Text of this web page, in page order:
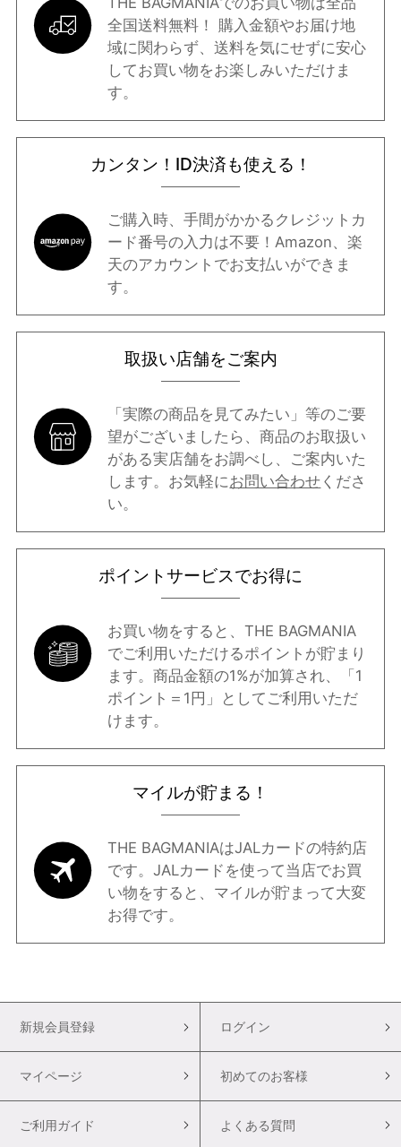
全国送料無料！ 購入金額やお届け地
域に関わらず、送料を気にせずに安心
してお買い物をお楽しみいただけま
す。
カンタン！ID決済も使える！
ご購入時、手間がかかるクレジットカ
ード番号の入力は不要！Amazon、楽
天のアカウントでお支払いができま
す。
取扱い店舗をご案内
「実際の商品を見てみたい」等のご要
望がございましたら、商品のお取扱い
がある実店舗をお調べし、ご案内いた
します。お気軽にお問い合わせ くださ
い。
ポイントサービスでお得に
お買い物をすると、THE BAGMANIA
でご利用いただけるポイントが貯まり
ます。商品金額の1%が加算され、「1
ポイント＝1円」としてご利用いただ
けます。
マイルが貯まる！
THE BAGMANIAはJALカードの特約店
です。JALカードを使って当店でお買
い物をすると、マイルが貯まって大変
お得です。
新規会員登録 ログイン
マイページ 初めてのお客様
ご利用ガイド よくある質問